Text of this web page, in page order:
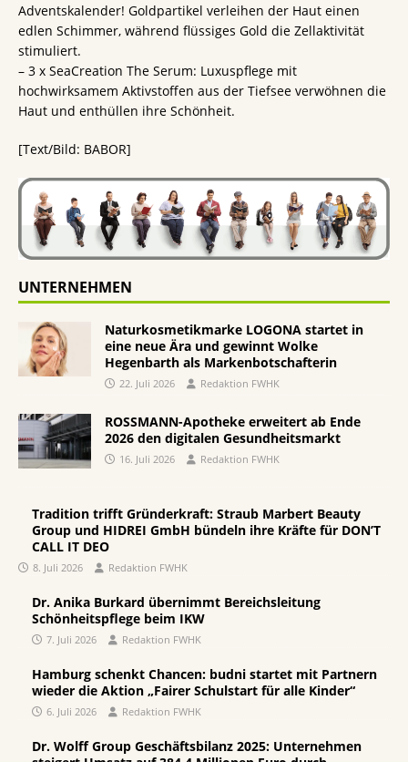
Adventskalender! Goldpartikel verleihen der Haut einen
edlen Schimmer, während flüssiges Gold die Zellaktivität
stimuliert.
– 3 x SeaCreation The Serum: Luxuspflege mit
hochwirksamem Aktivstoffen aus der Tiefsee verwöhnen die
Haut und enthüllen ihre Schönheit.
[Text/Bild: BABOR]
UNTERNEHMEN
Naturkosmetikmarke LOGONA startet in
eine neue Ära und gewinnt Wolke
Hegenbarth als Markenbotschafterin
22. Juli 2026 Redaktion FWHK
ROSSMANN-Apotheke erweitert ab Ende
2026 den digitalen Gesundheitsmarkt
16. Juli 2026 Redaktion FWHK
Tradition trifft Gründerkraft: Straub Marbert Beauty
Group und HIDREI GmbH bündeln ihre Kräfte für DON’T
CALL IT DEO
8. Juli 2026 Redaktion FWHK
Dr. Anika Burkard übernimmt Bereichsleitung
Schönheitspflege beim IKW
7. Juli 2026 Redaktion FWHK
Hamburg schenkt Chancen: budni startet mit Partnern
wieder die Aktion „Fairer Schulstart für alle Kinder“
6. Juli 2026 Redaktion FWHK
Dr. Wolff Group Geschäftsbilanz 2025: Unternehmen